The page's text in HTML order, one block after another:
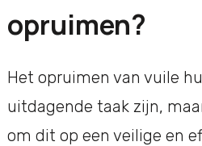
opruimen?
Het opruimen van vuile
uitdagende taak zijn,
om dit op een veilige en